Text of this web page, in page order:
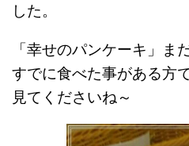
した。
「幸せのパンケーキ」ま
すでに食べた事がある方
見てくださいね～